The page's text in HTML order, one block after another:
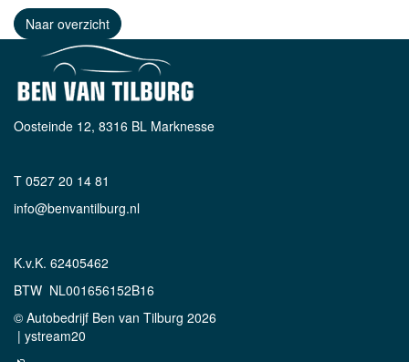
Naar overzicht
Oosteinde 12, 8316 BL Marknesse
T 0527 20 14 81
info@benvantilburg.nl
K.v.K. 62405462
BTW NL001656152B16
© Autobedrijf Ben van Tilburg 2026
| ystream20